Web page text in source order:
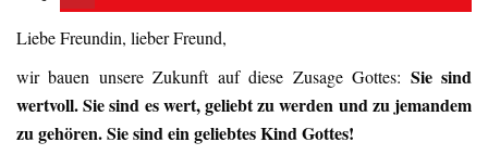
Liebe Freundin, lieber Freund,
wir bauen unsere Zukunft auf diese Zusage Gottes: Sie sind
wertvoll. Sie sind es wert, geliebt zu werden und zu jemandem
zu gehören. Sie sind ein geliebtes Kind Gottes!